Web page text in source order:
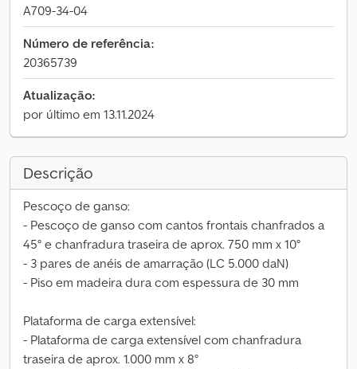
A709-34-04
Número de referência:
20365739
Atualização:
por último em 13.11.2024
Descrição
Pescoço de ganso:
- Pescoço de ganso com cantos frontais chanfrados a
45° e chanfradura traseira de aprox. 750 mm x 10°
- 3 pares de anéis de amarração (LC 5.000 daN)
- Piso em madeira dura com espessura de 30 mm
Plataforma de carga extensível:
- Plataforma de carga extensível com chanfradura
traseira de aprox. 1.000 mm x 8°